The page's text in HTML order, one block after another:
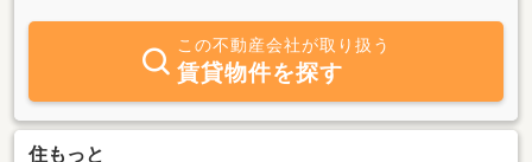
おります。英語での対応可能です。
この不動産会社が取り扱う
賃貸物件を探す
住もっと